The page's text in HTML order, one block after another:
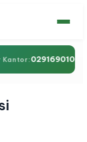
Kantor:0291690108 /